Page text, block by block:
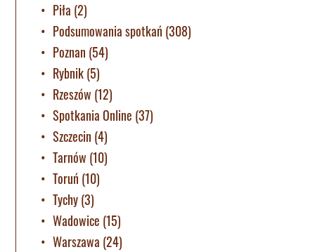
Piła (2)
Podsumowania spotkań (308)
Poznan (54)
Rybnik(5)
Rzeszów (12)
Spotkania Online (37)
Szczecin (4)
Tarnów (10)
Toruń (10)
Tychy(3)
Wadowice (15)
Warszawa (24)